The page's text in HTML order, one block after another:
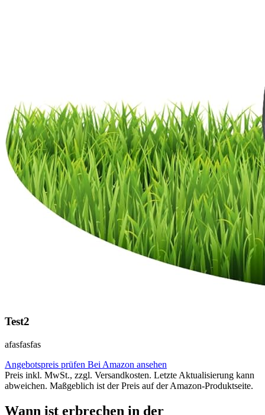
Test2
afasfasfas
Angebotspreis prüfen Bei Amazon ansehen
Preis inkl. MwSt., zzgl. Versandkosten. Letzte Aktualisierung kann
abweichen. Maßgeblich ist der Preis auf der Amazon-Produktseite.
Wann ist erbrechen in der